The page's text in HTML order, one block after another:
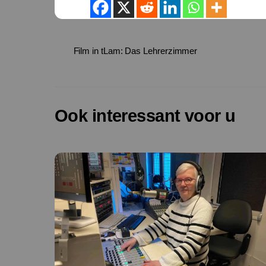
Film in tLam: Das Lehrerzimmer
Ook interessant voor u